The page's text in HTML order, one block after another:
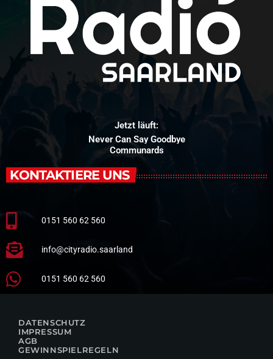
Jetzt läuft:
Never Can Say Goodbye
Communards
KONTAKTIERE UNS
0151 560 62 560
info@cityradio.saarland
0151 560 62 560
DATENSCHUTZ
IMPRESSUM
AGB
GEWINNSPIELREGELN